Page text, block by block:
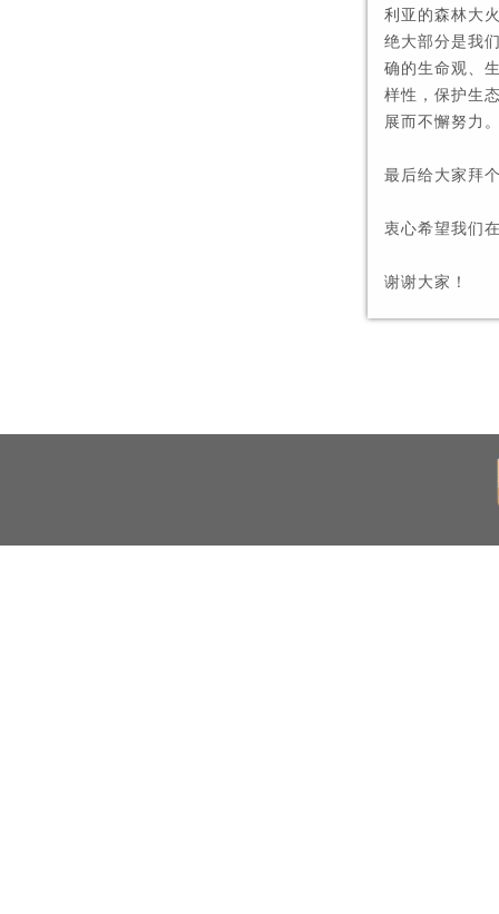
利亚的森林大
绝大部分是我
确的生命观、
样性，保护生
展而不懈努力
最后给大家拜
衷心希望我们
谢谢大家！